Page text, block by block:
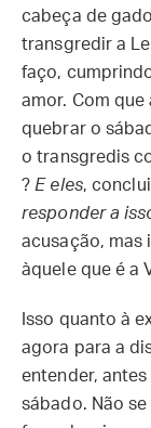
cabeça de
transgredir a
faço,
amor. Com
quebrar o
o transgredis
? E eles,
responder a
acusação, mas
àquele que é a
Isso quanto à
agora para a
entender,
sábado. Não